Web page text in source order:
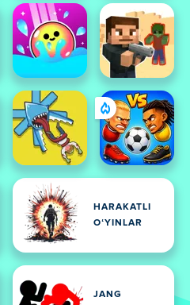
HARAKATLI
OʻYINLAR
JANG